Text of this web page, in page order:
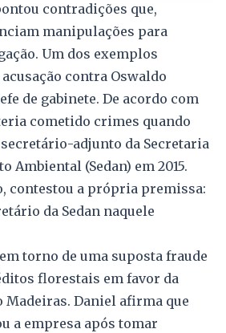
contradições que,
manipulações para
Um dos exemplos
contra Oswaldo
de gabinete. De acordo com
cometido crimes quando
adjunto da Secretaria
Ambiental (Sedan) em 2015.
contestou a própria premissa:
da Sedan naquele
torno de uma suposta fraude
florestais em favor da
Daniel afirma que
a empresa após tomar